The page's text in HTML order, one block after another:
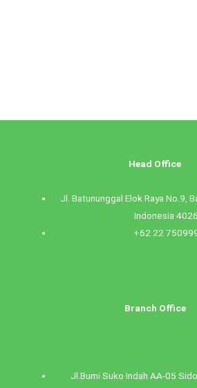
Head Office
Jl. Batununggal Elok Raya No.9,
Indonesia
+62 22
Branch Office
Jl.Bumi Suko Indah AA-05